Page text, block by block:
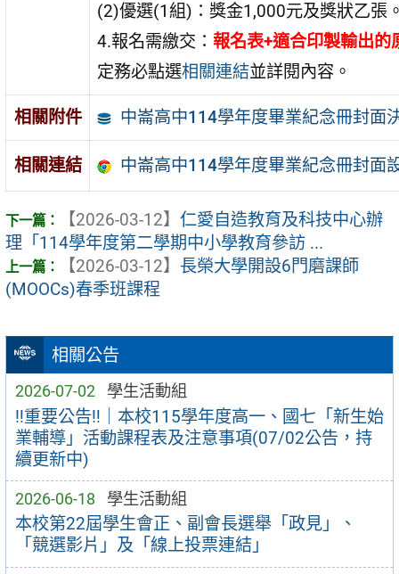
相關公告
2026-07-02 學生活動組
‼️重要公告‼️｜本校115學年度高一、國七「新生始
業輔導」活動課程表及注意事項(07/02公告，持
續更新中)
2026-06-18 學生活動組
本校第22屆學生會正、副會長選舉「政見」、
「競選影片」及「線上投票連結」
(2)優選(1組)：獎金1,000元及獎狀乙張
4.報名需繳交：報名表+適合印製輸出的
定務必點選相關連結並詳閱內容。
相關附件 中崙高中114學年度畢業紀念冊封面
相關連結 中崙高中114學年度畢業紀念冊封面
【2026-03-12】 仁愛自造教育及科技中心辦
理「114學年度第二學期中小學教育參訪 ...
【2026-03-12】 長榮大學開設6門磨課師
(MOOCs)春季班課程